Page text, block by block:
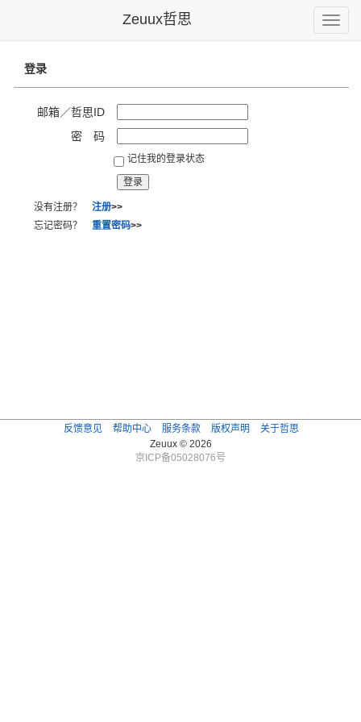
Toggle
Zeuux哲思
登录
邮箱／哲思ID
密 码
记住我的登录状态
没有注册？ 注册>>
忘记密码？ 重置密码>>
反馈意见 帮助中心 服务条款 版权声明
关于哲思
Zeuux © 2026
京ICP备05028076号